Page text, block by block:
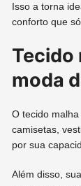
Isso a torna
conforto que
Tecido
moda
O tecido
camisetas,
por sua
Além disso,